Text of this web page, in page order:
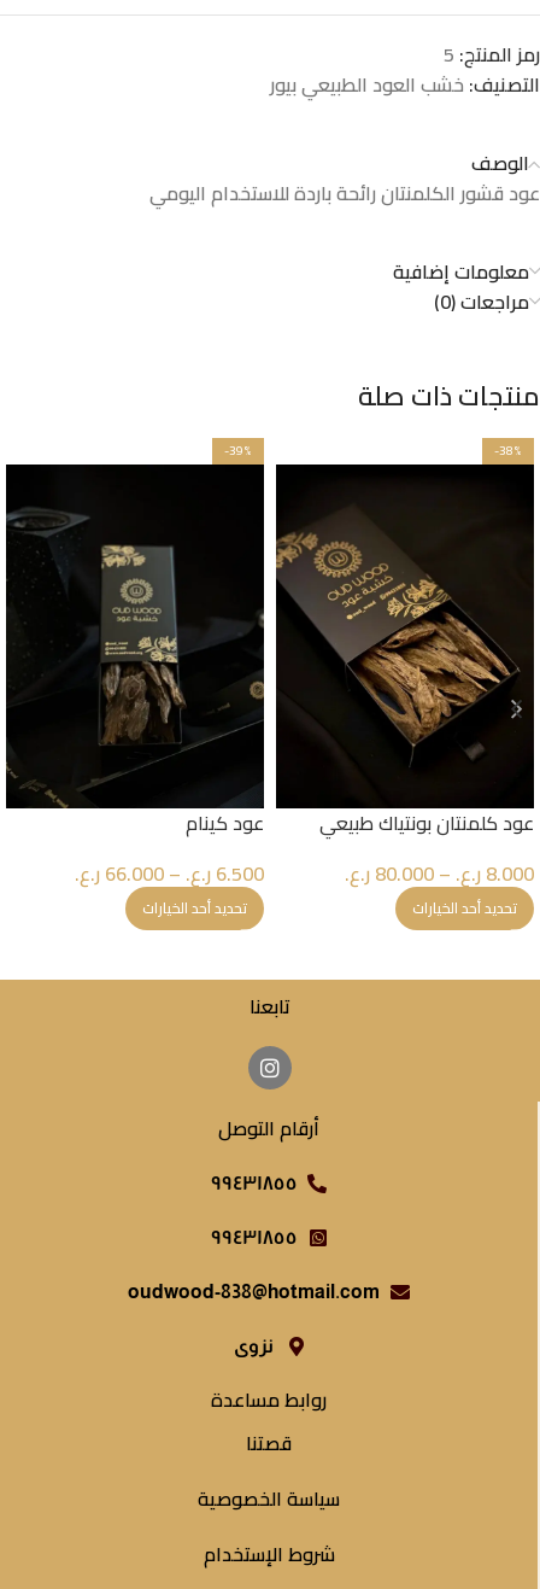
رمز المنتج: 5
التصنيف: خشب العود الطبيعي بيور
الوصف
عود قشور الكلمنتان رائحة باردة للاستخدام اليومي
معلومات إضافية
مراجعات (0)
منتجات ذات صلة
-38%
عود كلمنتان بونتياك طبيعي
8.000ر.ع. –
80.000ر.ع.
تحديد أحد الخيارات
-39%
عود كينام
6.500ر.ع. –
66.000ر.ع.
تحديد أحد الخيارات
تابعنا
أرقام التوصل
٩٩٤٣١٨٥٥
٩٩٤٣١٨٥٥
oudwood-838@hotmail.com
نزوى
روابط مساعدة
قصتنا
سياسة الخصوصية
شروط الإستخدام